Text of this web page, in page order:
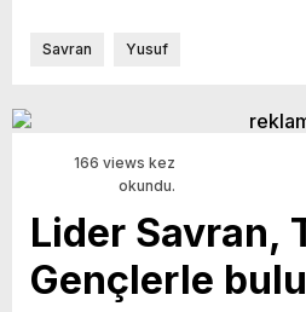
Savran Yusuf
166 views kez
okundu.
Lider Savran,
Gençlerle